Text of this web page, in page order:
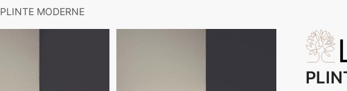
PLINTE MODERNE